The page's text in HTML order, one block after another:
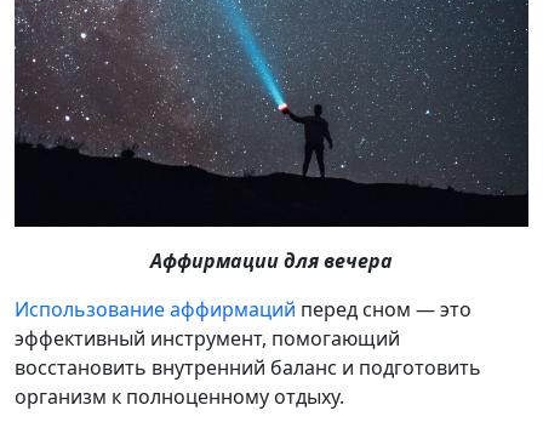
Аффирмации для вечера
Использование аффирмаций перед сном — это
эффективный инструмент, помогающий
восстановить внутренний баланс и подготовить
организм к полноценному отдыху.